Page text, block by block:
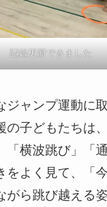
記録更新できました
ジャンプ運動に
の子どもたちは
「横波跳び」「
よく見て、「
がら跳び越える